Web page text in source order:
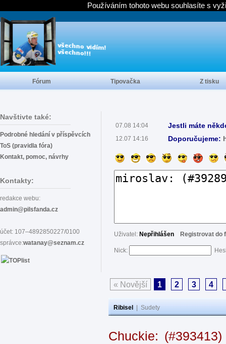
Navštivte také:
Podrobné hledání v příspěvcích
ToS (pravidla fóra)
Kontakt, pomoc, návrhy
Kontakty:
redakce webu:
admin@pilsfanda.cz
účet: 107–4892850227/0100
správce:watanay@seznam.cz
07.08 14:04 Jestli máte
12.07 14:16 Doporučujeme:
Uživatel: Nepřihlášen Registrovat do
Nick:
« Novější 1 2 3 4
Ribisel Sudety
Chuckie:
Fórum Tipovačka Z tisku
Používáním tohoto webu souhlasíte s